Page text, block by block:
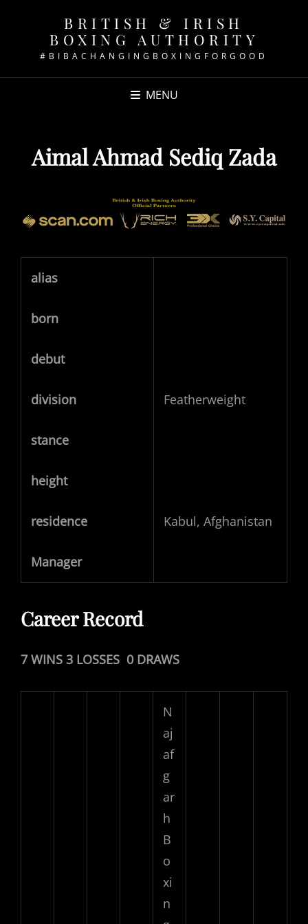
BRITISH & IRISH
BOXING AUTHORITY
#BIBACHANGINGBOXINGFORGOOD
MENU
Aimal Ahmad Sediq Zada
alias
born
debut
division Featherweight
stance
height
residence Kabul, Afghanistan
Manager
Career Record
7 WINS 3 LOSSES 0 DRAWS
N
aj
af
g
ar
h
B
o
xi
n